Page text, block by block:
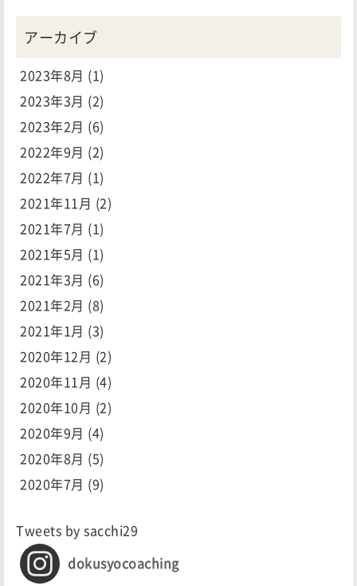
アーカイブ
2023年8月 (1)
2023年3月 (2)
2023年2月 (6)
2022年9月 (2)
2022年7月 (1)
2021年11月 (2)
2021年7月 (1)
2021年5月 (1)
2021年3月 (6)
2021年2月 (8)
2021年1月 (3)
2020年12月 (2)
2020年11月 (4)
2020年10月 (2)
2020年9月 (4)
2020年8月 (5)
2020年7月 (9)
Tweets by sacchi29
dokusyocoaching